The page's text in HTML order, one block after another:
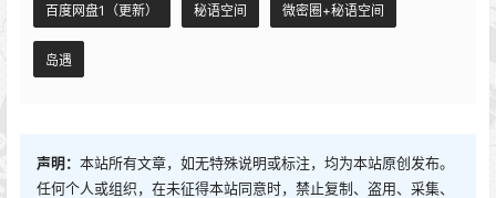
百度网盘1（更新） 秘语空间 微密圈+秘语空间
岛遇
声明： 本站所有文章，如无特殊说明或标注，均为本站原创发布。
任何个人或组织，在未征得本站同意时，禁止复制、盗用、采集、